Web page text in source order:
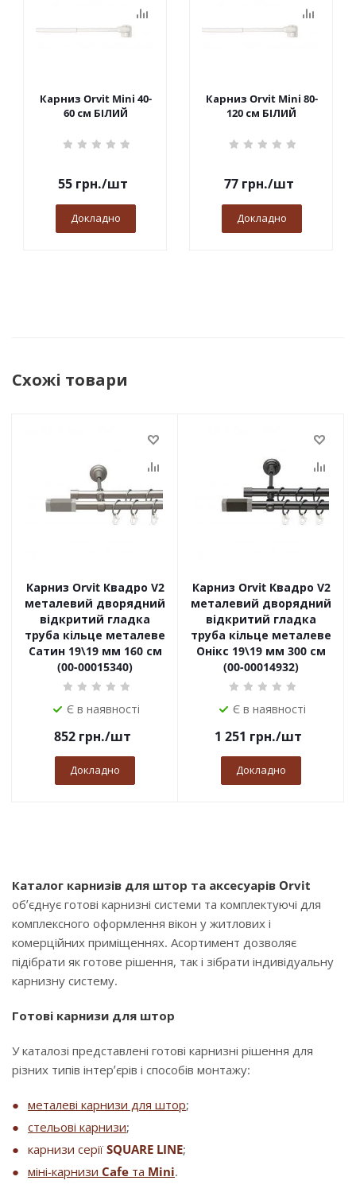
Карниз Orvit Mini 40-
60 см БІЛИЙ
55грн./шт
Докладно
Карниз Orvit Mini 80-
120 см БІЛИЙ
77грн./шт
Докладно
Схожі товари
Карниз Orvit Квадро V2
металевий дворядний
відкритий гладка
труба кільце металеве
Сатин 19\19 мм 160 см
(00-00015340)
Є в наявності
852грн./шт
Докладно
Карниз Orvit Квадро V2
металевий дворядний
відкритий гладка
труба кільце металеве
Онікс 19\19 мм 300 см
(00-00014932)
Є в наявності
1 251 грн./шт
Докладно
Каталог карнизів для штор та аксесуарів Orvit
об’єднує готові карнизні системи та комплектуючі для
комплексного оформлення вікон у житлових і
комерційних приміщеннях. Асортимент дозволяє
підібрати як готове рішення, так і зібрати індивідуальну
карнизну систему.
Готові карнизи для штор
У каталозі представлені готові карнизні рішення для
різних типів інтер’єрів і способів монтажу:
металеві карнизи для штор;
стельові карнизи;
карнизи серії SQUARE LINE;
міні-карнизи Cafe та Mini.